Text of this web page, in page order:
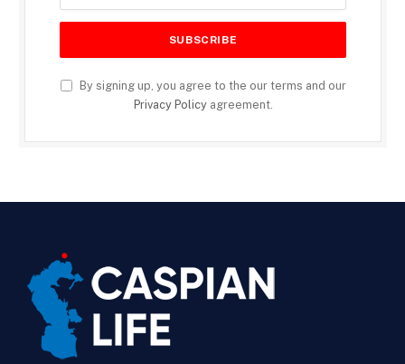
By signing up, you agree to the our terms and our
Privacy Policyagreement.